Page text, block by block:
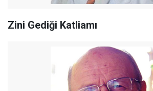
Zini Gediği Katliamı